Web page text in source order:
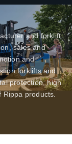
and forklift
sales and
and
forklifts and
protection, high
Rippa products.